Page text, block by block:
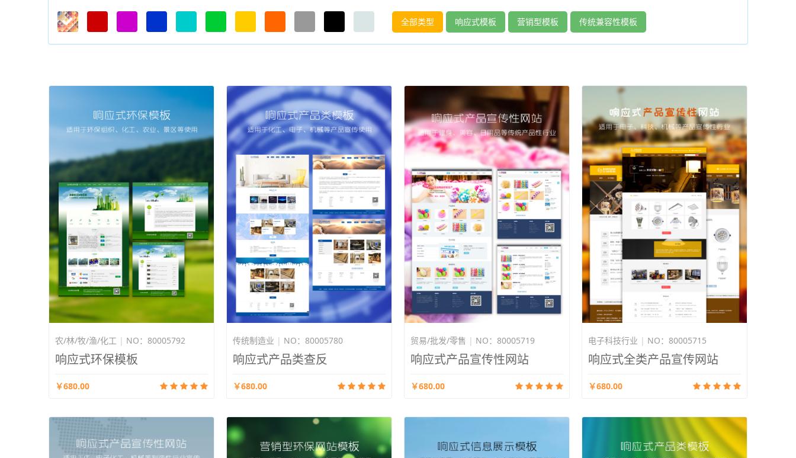
全部类型 响应式模板 营销型模板 传统兼容性模板
农/林/牧/渔/化工 | NO：80005792
响应式环保模板
￥680.00
传统制造业 | NO：80005780
响应式产品类查反
￥680.00
贸易/批发/零售 | NO：80005719
响应式产品宣传性网站
￥680.00
电子科技行业 | NO：80005715
响应式全类产品宣传网站
￥680.00